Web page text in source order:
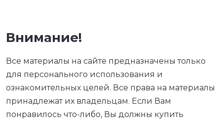
Внимание!
Все материалы на сайте предназначены только
для персонального использования и
ознакомительных целей. Все права на материалы
принадлежат их владельцам. Если Вам
понравилось что-либо, Вы должны купить